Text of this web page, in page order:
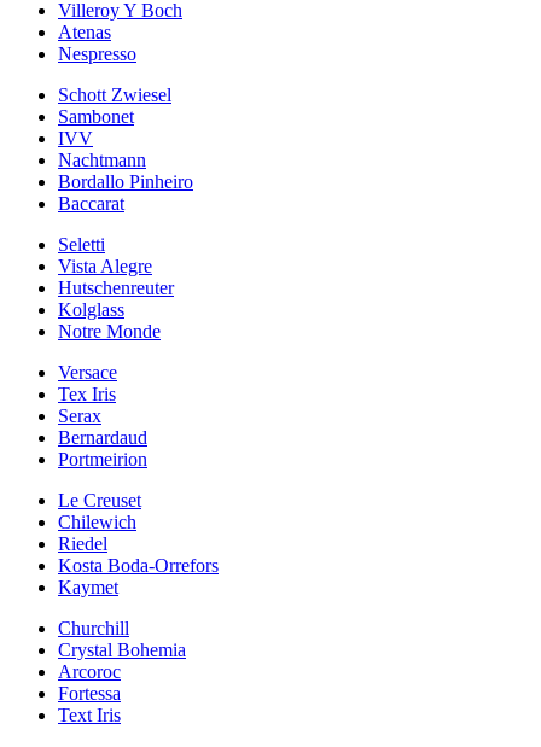
Villeroy Y Boch
Atenas
Nespresso
Schott Zwiesel
Sambonet
IVV
Nachtmann
Bordallo Pinheiro
Baccarat
Seletti
Vista Alegre
Hutschenreuter
Kolglass
Notre Monde
Versace
Tex Iris
Serax
Bernardaud
Portmeirion
Le Creuset
Chilewich
Riedel
Kosta Boda-Orrefors
Kaymet
Churchill
Crystal Bohemia
Arcoroc
Fortessa
Text Iris